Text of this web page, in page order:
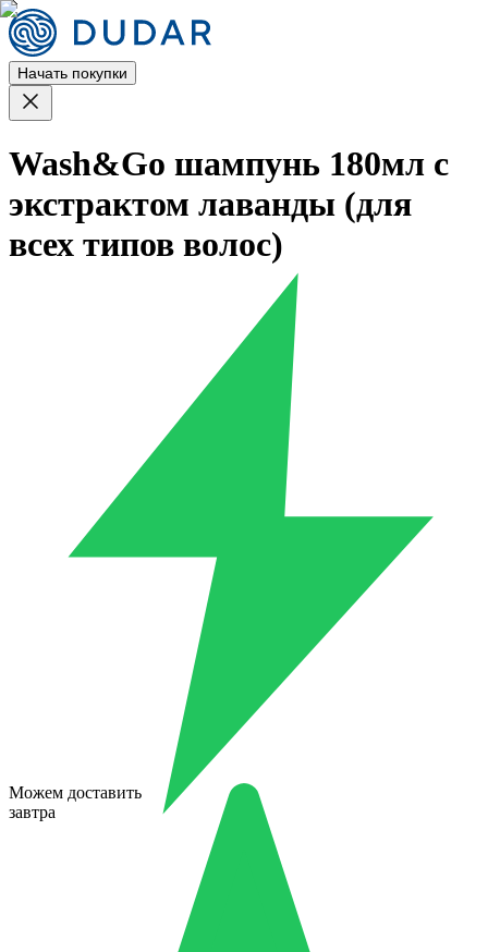
Начать покупки
Wash&Go шампунь 180мл с
экстрактом лаванды (для
всех типов волос)
Можем доставить
завтра